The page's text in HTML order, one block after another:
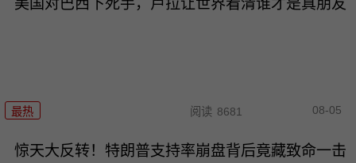
美国对巴西下死手，卢拉让世界看清谁才是真朋友
最热 阅读 8681 08-05
惊天大反转！特朗普支持率崩盘背后竟藏致命一击